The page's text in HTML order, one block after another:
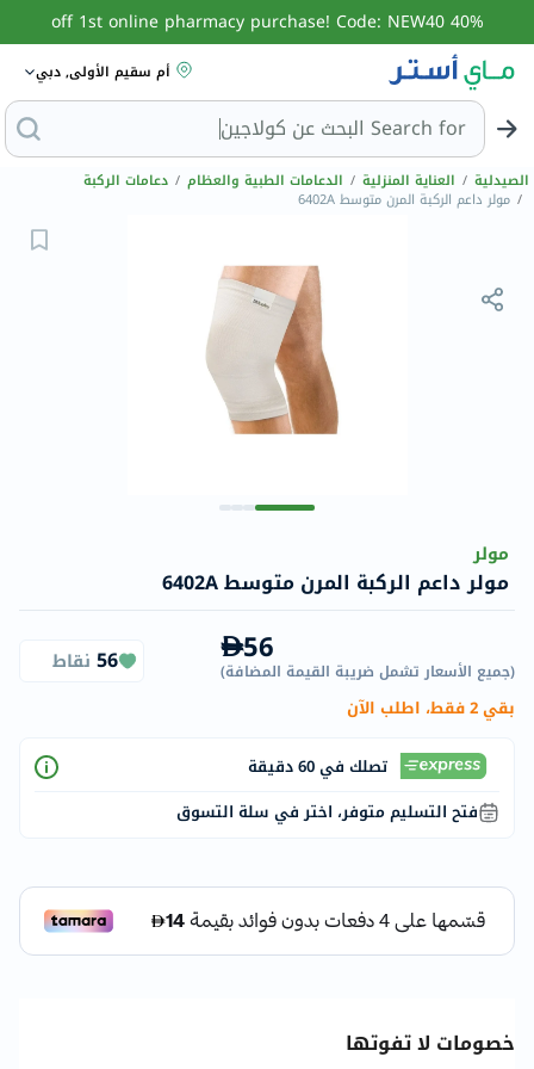
40% off 1st online pharmacy purchase! Code: NEW40
أم سقيم الأولى, دبي
Search for البحث عن كولاج
الصيدلية / العناية المنزلية / الدعامات الطبية والعظام / دعامات الركبة
/ مولر داعم الركبة المرن متوسط ​​6402A
مولر
مولر داعم الركبة المرن متوسط ​​6402A
56 (جميع الأسعار تشمل ضريبة القيمة المضافة)
56 نقاط
بقي 2 فقط، اطلب الآن
تصلك في 60 دقيقة
فتح التسليم متوفر، اختر في سلة التسوق
خصومات لا تفوتها